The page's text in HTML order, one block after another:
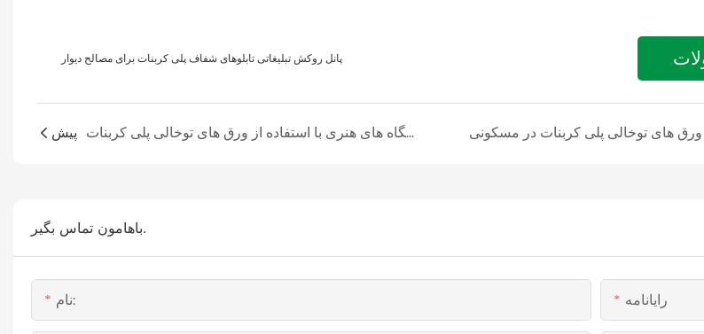
پانل روکش تبلیغاتی تابلوهای شفاف پلی کربنات برای مصالح دیوار
پیش به حداکثر رساندن نور در نمایشگاه های هنری با استفاده از ورق های توخالی پلی کربنات
باهامون تماس بگير.
نام: رایانامه